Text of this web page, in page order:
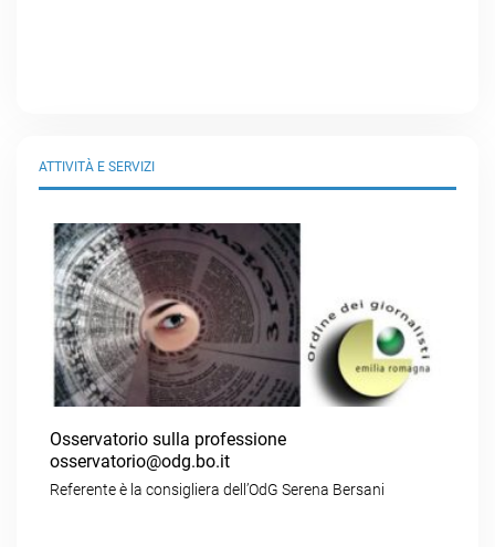
ATTIVITÀ E SERVIZI
Osservatorio sulla professione
osservatorio@odg.bo.it
Referente è la consigliera dell’OdG Serena Bersani